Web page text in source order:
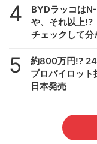
4
BYDラッコは
や、それ以上
チェックして
5
約800万円!?
プロパイロット
日本発売